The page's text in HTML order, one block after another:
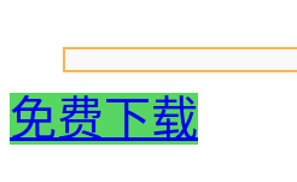
免费下载